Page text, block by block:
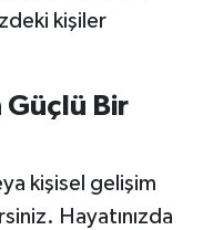
kişiler
Güçlü Bir
kişisel gelişim
Hayatınızda